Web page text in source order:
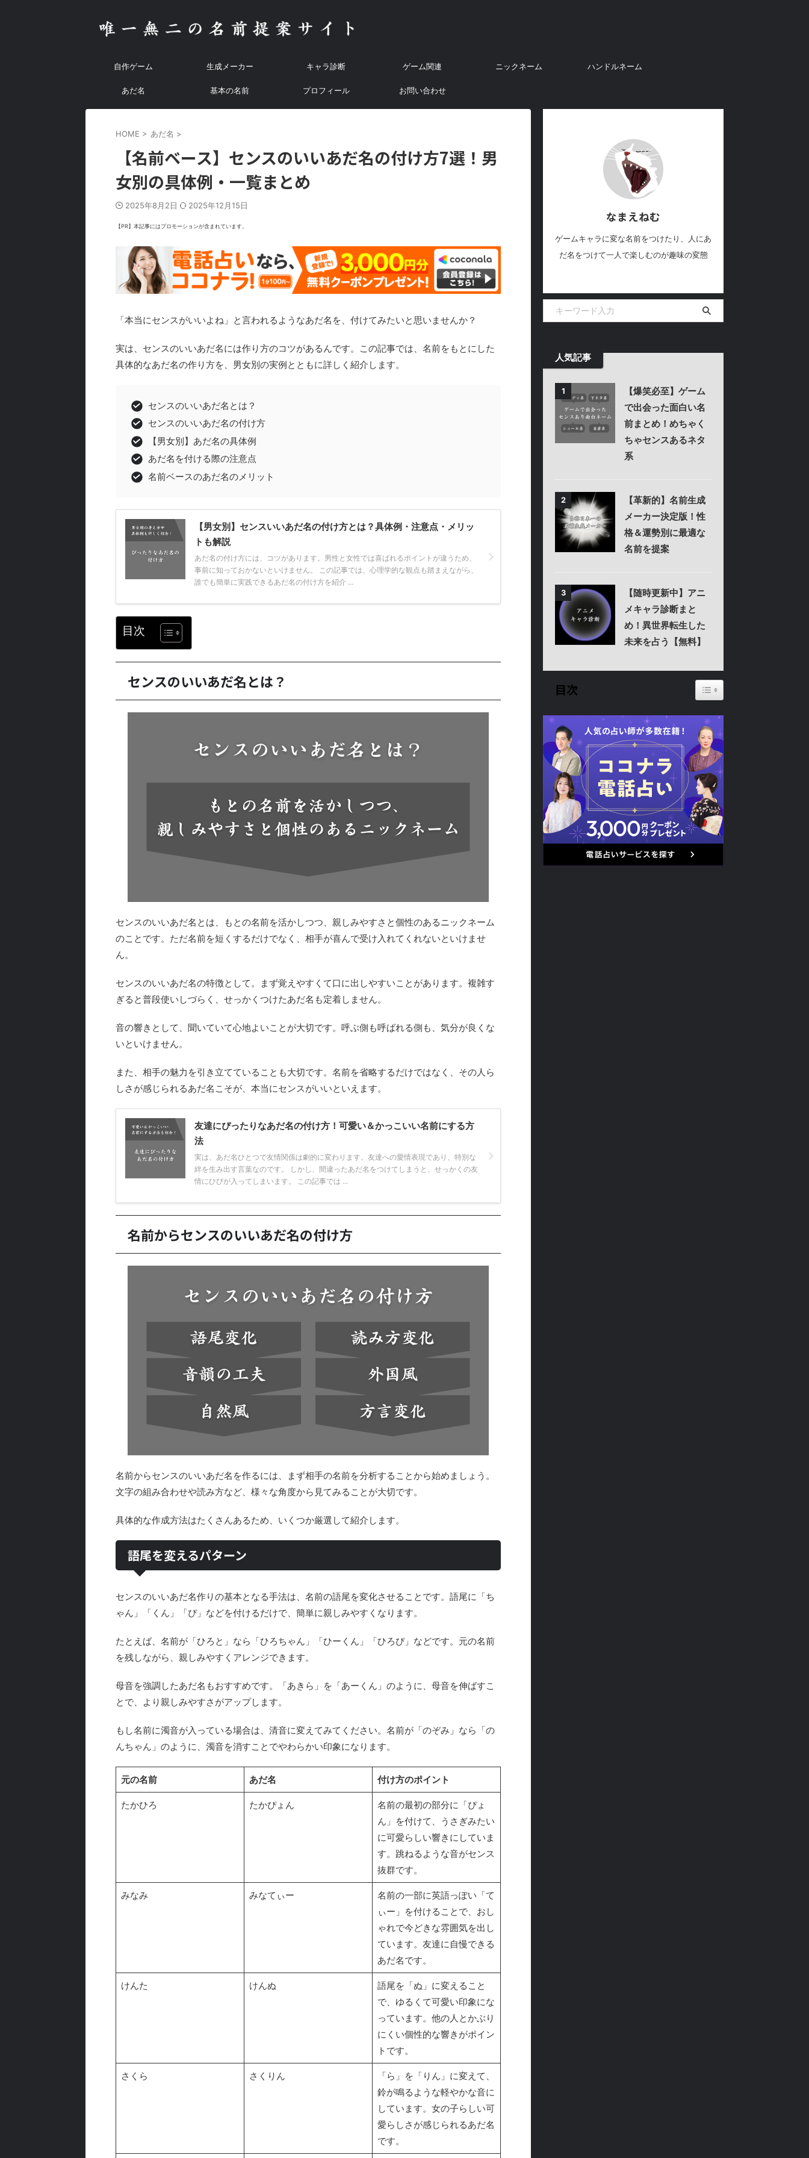
自作ゲーム 生成メーカー キャラ診断 ゲーム関連 ニックネーム ハンドルネーム
あだ名 基本の名前 プロフィール お問い合わせ
HOME > あだ名 >
【名前ベース】センスのいいあだ名の付け方7選！男
女別の具体例・一覧まとめ
2025年8月2日 2025年12月15日
【PR】本記事にはプロモーションが含まれています。
「本当にセンスがいいよね」と言われるようなあだ名を、付けてみたいと思いませんか？
実は、センスのいいあだ名には作り方のコツがあるんです。この記事では、名前をもとにした
具体的なあだ名の作り方を、男女別の実例とともに詳しく紹介します。
センスのいいあだ名とは？
センスのいいあだ名の付け方
【男女別】あだ名の具体例
あだ名を付ける際の注意点
名前ベースのあだ名のメリット
【男女別】センスいいあだ名の付け方とは？具体例・注意点・メリッ
トも解説
あだ名の付け方には、コツがあります。男性と女性では喜ばれるポイントが違うため、
事前に知っておかないといけません。 この記事では、心理学的な観点も踏まえながら、
誰でも簡単に実践できるあだ名の付け方を紹介 ...
目次
センスのいいあだ名とは？
センスのいいあだ名とは、もとの名前を活かしつつ、親しみやすさと個性のあるニックネーム
のことです。ただ名前を短くするだけでなく、相手が喜んで受け入れてくれないといけませ
ん。
センスのいいあだ名の特徴として。まず覚えやすくて口に出しやすいことがあります。複雑す
ぎると普段使いしづらく、せっかくつけたあだ名も定着しません。
音の響きとして、聞いていて心地よいことが大切です。呼ぶ側も呼ばれる側も、気分が良くな
いといけません。
また、相手の魅力を引き立てていることも大切です。名前を省略するだけではなく、その人ら
しさが感じられるあだ名こそが、本当にセンスがいいといえます。
友達にぴったりなあだ名の付け方！可愛い＆かっこいい名前にする方
法
実は、あだ名ひとつで友情関係は劇的に変わります。友達への愛情表現であり、特別な
絆を生み出す言葉なのです。 しかし、間違ったあだ名をつけてしまうと、せっかくの友
情にひびが入ってしまいます。 この記事では ...
名前からセンスのいいあだ名の付け方
名前からセンスのいいあだ名を作るには、まず相手の名前を分析することから始めましょう。
文字の組み合わせや読み方など、様々な角度から見てみることが大切です。
具体的な作成方法はたくさんあるため、いくつか厳選して紹介します。
語尾を変えるパターン
センスのいいあだ名作りの基本となる手法は、名前の語尾を変化させることです。語尾に「ち
ゃん」「くん」「ぴ」などを付けるだけで、簡単に親しみやすくなります。
たとえば、名前が「ひろと」なら「ひろちゃん」「ひーくん」「ひろぴ」などです。元の名前
を残しながら、親しみやすくアレンジできます。
母音を強調したあだ名もおすすめです。「あきら」を「あーくん」のように、母音を伸ばすこ
とで、より親しみやすさがアップします。
もし名前に濁音が入っている場合は、清音に変えてみてください。名前が「のぞみ」なら「の
んちゃん」のように、濁音を消すことでやわらかい印象になります。
元の名前 あだ名 付け方のポイント
たかひろ たかぴょん
名前の最初の部分に「ぴょ
ん」を付けて、うさぎみたい
に可愛らしい響きにしていま
す。跳ねるような音がセンス
抜群です。
みなみ みなてぃー
名前の一部に英語っぽい「て
ぃー」を付けることで、おし
ゃれで今どきな雰囲気を出し
ています。友達に自慢できる
あだ名です。
けんた けんぬ
語尾を「ぬ」に変えること
で、ゆるくて可愛い印象にな
っています。他の人とかぶり
にくい個性的な響きがポイン
トです。
さくら さくりん
「ら」を「りん」に変えて、
鈴が鳴るような軽やかな音に
しています。女の子らしい可
愛らしさが感じられるあだ名
です。
なまえねむ
ゲームキャラに変な名前をつけたり、人にあ
だ名をつけて一人で楽しむのが趣味の変態
人気記事
1
【爆笑必至】ゲーム
で出会った面白い名
前まとめ！めちゃく
ちゃセンスあるネタ
系
2
【革新的】名前生成
メーカー決定版！性
格＆運勢別に最適な
名前を提案
3
【随時更新中】アニ
メキャラ診断まと
め！異世界転生した
未来を占う【無料】
目次 Toggle Table of Content